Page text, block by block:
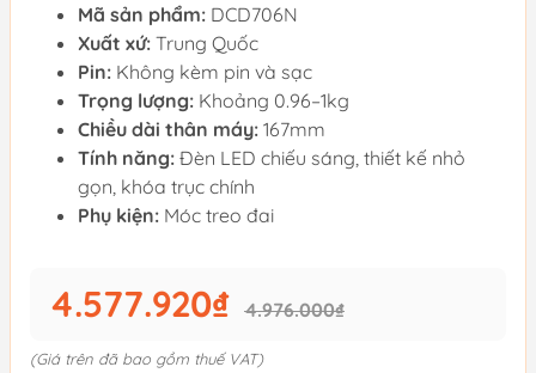
Mã sản phẩm: DCD706N
Xuất xứ: Trung Quốc
Pin: Không kèm pin và sạc
Trọng lượng: Khoảng 0.96–1kg
Chiều dài thân máy: 167mm
Tính năng: Đèn LED chiếu sáng, thiết kế nhỏ
gọn, khóa trục chính
Phụ kiện: Móc treo đai
4.577.920₫ 4.976.000₫
(Giá trên đã bao gồm thuế VAT)